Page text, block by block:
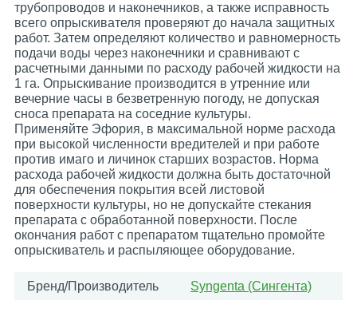
трубопроводов и наконечников, а также исправность
всего опрыскивателя проверяют до начала защитных
работ. Затем определяют количество и равномерность
подачи воды через наконечники и сравнивают c
расчетными данными по расходу рабочей жидкости на
1 га. Опрыскивание производится в утренние или
вечерние часы в безветренную погоду, не допуская
сноса препарата на соседние культуры.
Применяйте Эфория, в максимальной норме расхода
при высокой численности вредителей и при работе
против имаго и личинок старших возрастов. Норма
расхода рабочей жидкости должна быть достаточной
для обеспечения покрытия всей листовой
поверхности культуры, но не допускайте стекания
препарата с обработанной поверхности. После
окончания работ с препаратом тщательно промойте
опрыскиватель и распыляющее оборудование.
Бренд/Производитель Syngenta (Сингента)